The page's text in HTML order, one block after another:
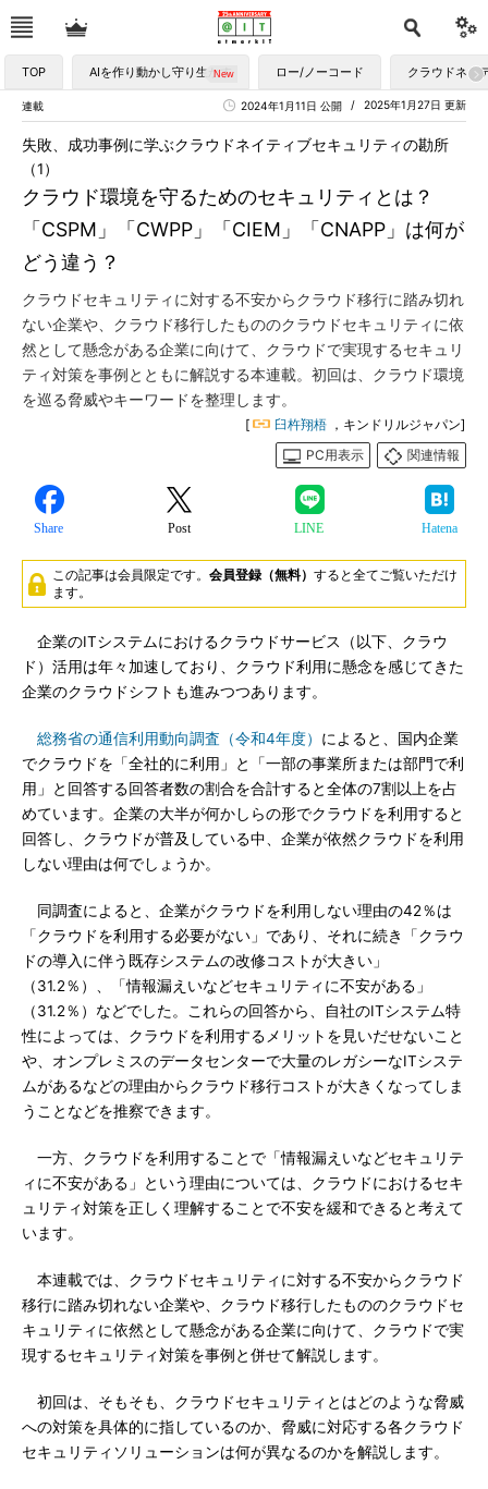
TOP AIを作り動かし守り生かす ロー/ノーコード クラウドネイ
連載 2025年1月27日 更新
2024年1月11日 公開
クラウド環境を守るためのセキュリティとは？
「CSPM」「CWPP」「CIEM」「CNAPP」は何が
どう違う？
失敗、成功事例に学ぶクラウドネイティブセキュリティの勘所
（1）
クラウドセキュリティに対する不安からクラウド移行に踏み切れ
ない企業や、クラウド移行したもののクラウドセキュリティに依
然として懸念がある企業に向けて、クラウドで実現するセキュリ
ティ対策を事例とともに解説する本連載。初回は、クラウド環境
を巡る脅威やキーワードを整理します。
[ 臼杵翔梧 ，キンドリルジャパン]
PC用表示
関連情報
Share Post LINE Hatena
この記事は会員限定です。 会員登録（無料） すると全てご覧いただけ
ます。
企業のITシステムにおけるクラウドサービス（以下、クラウ
ド）活用は年々加速しており、クラウド利用に懸念を感じてきた
企業のクラウドシフトも進みつつあります。
総務省の通信利用動向調査（令和4年度） によると、国内企業
でクラウドを「全社的に利用」と「一部の事業所または部門で利
用」と回答する回答者数の割合を合計すると全体の7割以上を占
めています。企業の大半が何かしらの形でクラウドを利用すると
回答し、クラウドが普及している中、企業が依然クラウドを利用
しない理由は何でしょうか。
同調査によると、企業がクラウドを利用しない理由の42％は
「クラウドを利用する必要がない」であり、それに続き「クラウ
ドの導入に伴う既存システムの改修コストが大きい」
（31.2％）、「情報漏えいなどセキュリティに不安がある」
（31.2％）などでした。これらの回答から、自社のITシステム特
性によっては、クラウドを利用するメリットを見いだせないこと
や、オンプレミスのデータセンターで大量のレガシーなITシステ
ムがあるなどの理由からクラウド移行コストが大きくなってしま
うことなどを推察できます。
一方、クラウドを利用することで「情報漏えいなどセキュリテ
ィに不安がある」という理由については、クラウドにおけるセキ
ュリティ対策を正しく理解することで不安を緩和できると考えて
います。
本連載では、クラウドセキュリティに対する不安からクラウド
移行に踏み切れない企業や、クラウド移行したもののクラウドセ
キュリティに依然として懸念がある企業に向けて、クラウドで実
現するセキュリティ対策を事例と併せて解説します。
初回は、そもそも、クラウドセキュリティとはどのような脅威
への対策を具体的に指しているのか、脅威に対応する各クラウド
セキュリティソリューションは何が異なるのかを解説します。